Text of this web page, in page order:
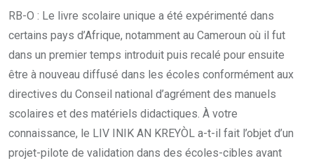
RB-O : Le livre scolaire unique a été expérimenté dans
certains pays d’Afrique, notamment au Cameroun où il fut
dans un premier temps introduit puis recalé pour ensuite
être à nouveau diffusé dans les écoles conformément aux
directives du Conseil national d’agrément des manuels
scolaires et des matériels didactiques. À votre
connaissance, le LIV INIK AN KREYÒL a-t-il fait l’objet d’un
projet-pilote de validation dans des écoles-cibles avant